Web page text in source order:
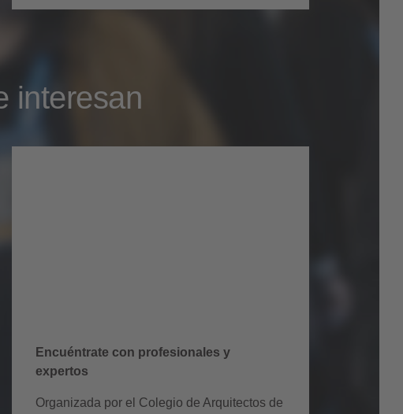
interesan
Encuéntrate con profesionales y
expertos
Organizada por el Colegio de Arquitectos de